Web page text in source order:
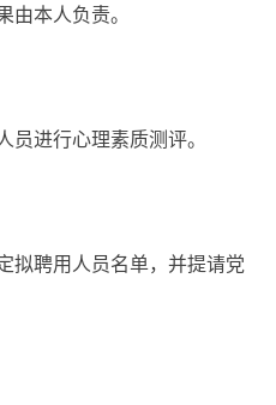
由本人负责。
员进行心理素质测评。
拟聘用人员名单，并提请党